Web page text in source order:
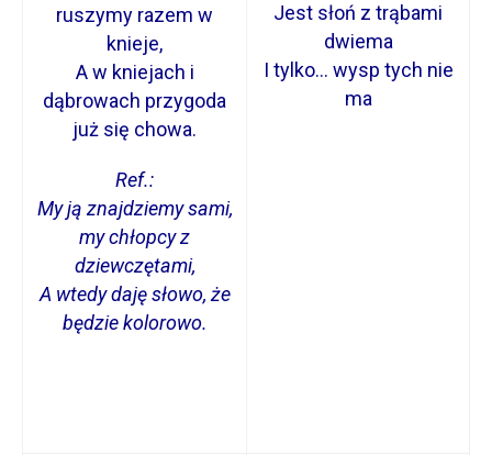
ruszymy razem w
knieje,
A w kniejach i
dąbrowach przygoda
już się chowa.
Ref.:
My ją znajdziemy sami,
my chłopcy z
dziewczętami,
A wtedy daję słowo, że
będzie kolorowo.
Jest słoń z trąbami
dwiema
I tylko… wysp tych nie
ma